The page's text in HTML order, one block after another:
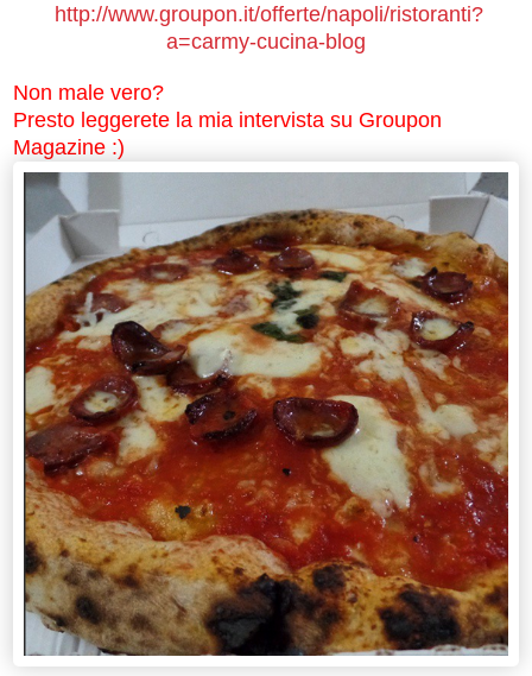
http://www.groupon.it/offerte/napoli/ristoranti?
a=carmy-cucina-blog
Non male vero?
Presto leggerete la mia intervista su Groupon
Magazine :)